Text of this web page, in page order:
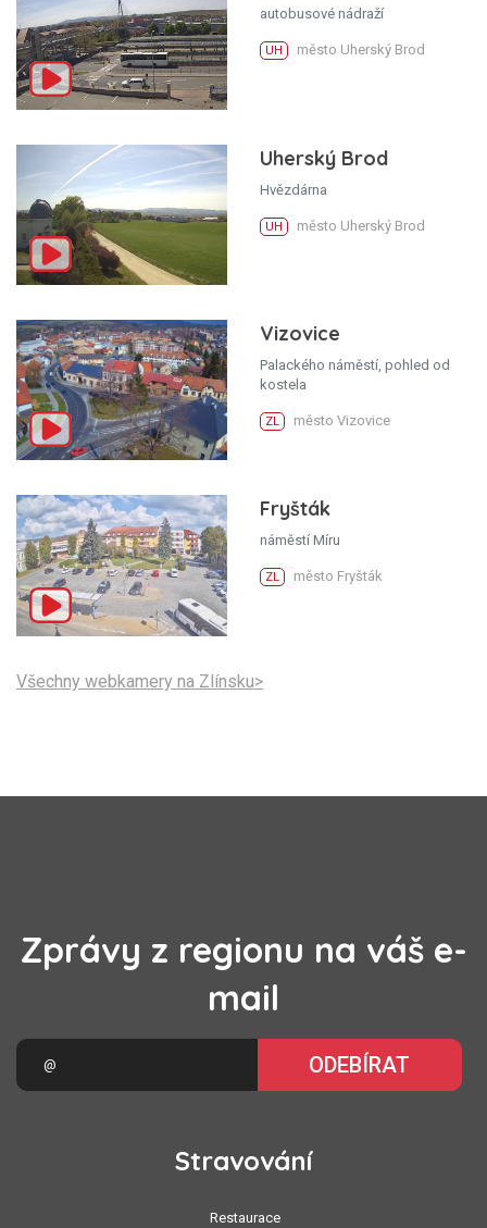
autobusové nádraží
UH město Uherský Brod
Uherský Brod
Hvězdárna
UH město Uherský Brod
Vizovice
Palackého náměstí, pohled od
kostela
ZL město Vizovice
Fryšták
náměstí Míru
ZL město Fryšták
Všechny webkamery na Zlínsku>
Zprávy z regionu na váš e-
mail
ODEBÍRAT
Stravování
Restaurace